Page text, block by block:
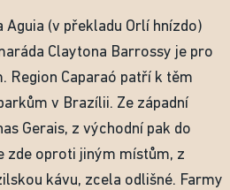
(v překladu Orlí hnízdo)
Claytona Barrossy je pro
Region Caparaó patří k těm
v Brazílii. Ze západní
Gerais, z východní pak do
zde oproti jiným místům, z
kávu, zcela odlišné. Farmy